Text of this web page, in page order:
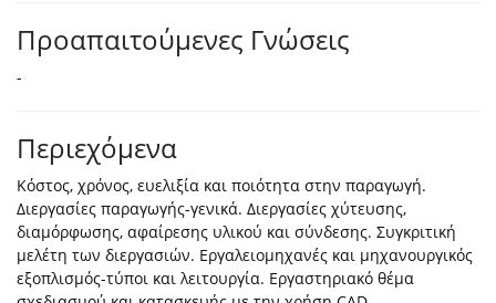
Προαπαιτούμενες Γνώσεις
-
Περιεχόμενα
Κόστος, χρόνος, ευελιξία και ποιότητα στην παραγωγή.
Διεργασίες παραγωγής-γενικά. Διεργασίες χύτευσης,
διαμόρφωσης, αφαίρεσης υλικού και σύνδεσης. Συγκριτική
μελέτη των διεργασιών. Εργαλειομηχανές και μηχανουργικός
εξοπλισμός-τύποι και λειτουργία. Εργαστηριακό θέμα